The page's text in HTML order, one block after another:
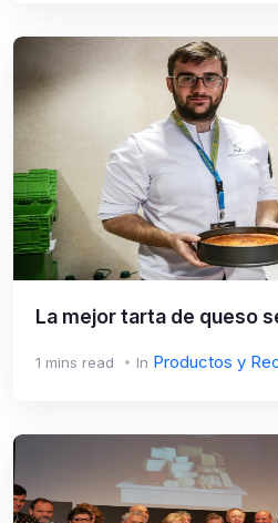
La mejor tarta de queso
1 mins read In Productos y